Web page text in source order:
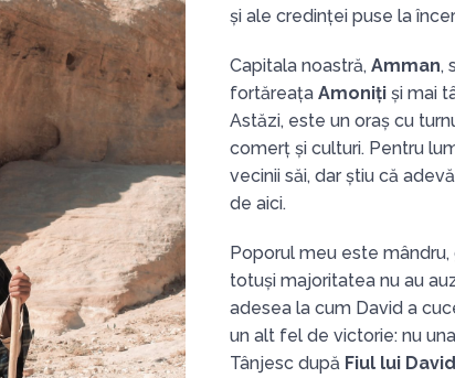
și ale credinței puse la
Capitala noastră, Amman,
fortăreața Amoniți și mai
Astăzi, este un oraș cu
comerț și culturi. Pentru
vecinii săi, dar știu că
de aici.
Poporul meu este
totuși majoritatea nu au
adesea la cum David a
un alt fel de victorie: nu
Tânjesc după Fiul lui David